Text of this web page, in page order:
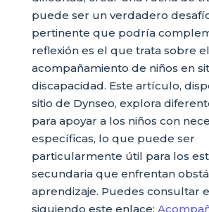
puede ser un verdadero
pertinente que podría
reflexión es el que trata sobre el
acompañamiento de niños en
discapacidad. Este artículo,
sitio de Dynseo, explora
para apoyar a los niños con
específicas, lo que puede ser
particularmente útil para los
secundaria que enfrentan
aprendizaje. Puedes consultar
siguiendo este enlace: